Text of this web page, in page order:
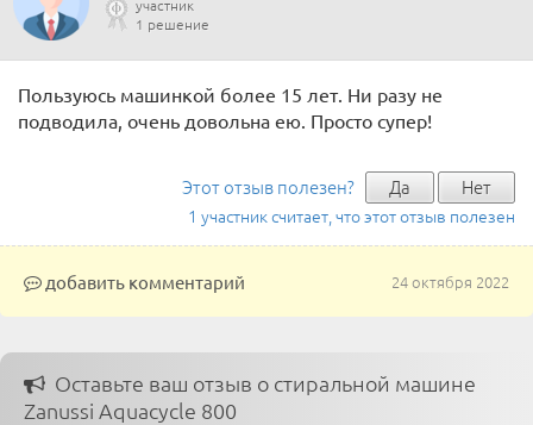
участник
1 решение
Пользуюсь машинкой более 15 лет. Ни разу не
подводила, очень довольна ею. Просто супер!
Этот отзыв полезен? Да Нет
1 участник считает, что этот отзыв полезен
24 октября 2022
добавить комментарий
Оставьте ваш отзыв о стиральной машине
Zanussi Aquacycle 800